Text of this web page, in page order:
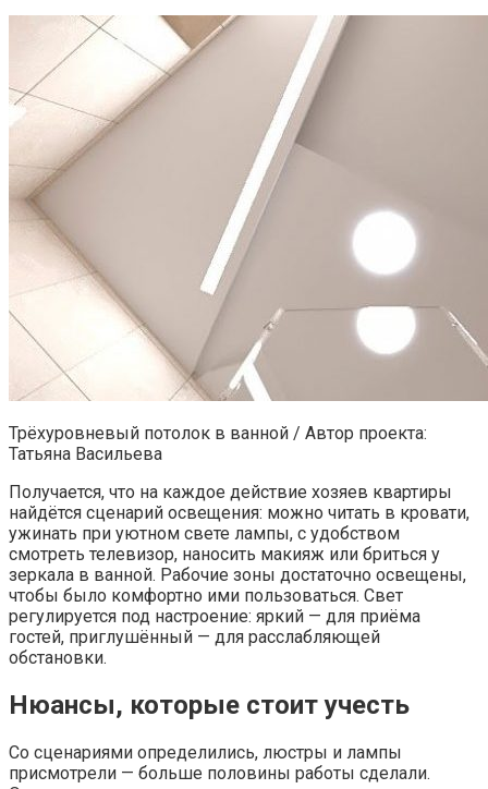
Трёхуровневый потолок в ванной / Автор проекта:
Татьяна Васильева
Получается, что на каждое действие хозяев квартиры
найдётся сценарий освещения: можно читать в кровати,
ужинать при уютном свете лампы, с удобством
смотреть телевизор, наносить макияж или бриться у
зеркала в ванной. Рабочие зоны достаточно освещены,
чтобы было комфортно ими пользоваться. Свет
регулируется под настроение: яркий — для приёма
гостей, приглушённый — для расслабляющей
обстановки.
Нюансы, которые стоит учесть
Со сценариями определились, люстры и лампы
присмотрели — больше половины работы сделали.